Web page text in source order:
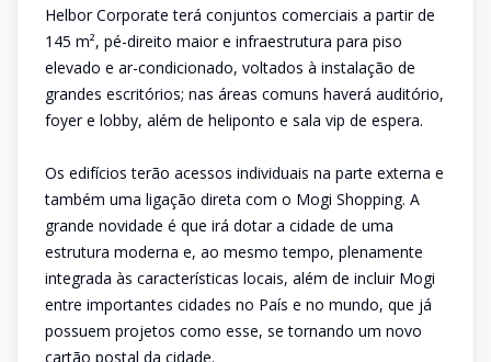
Helbor Corporate terá conjuntos comerciais a partir de
145 m², pé-direito maior e infraestrutura para piso
elevado e ar-condicionado, voltados à instalação de
grandes escritórios; nas áreas comuns haverá auditório,
foyer e lobby, além de heliponto e sala vip de espera.
Os edifícios terão acessos individuais na parte externa e
também uma ligação direta com o Mogi Shopping. A
grande novidade é que irá dotar a cidade de uma
estrutura moderna e, ao mesmo tempo, plenamente
integrada às características locais, além de incluir Mogi
entre importantes cidades no País e no mundo, que já
possuem projetos como esse, se tornando um novo
cartão postal da cidade.